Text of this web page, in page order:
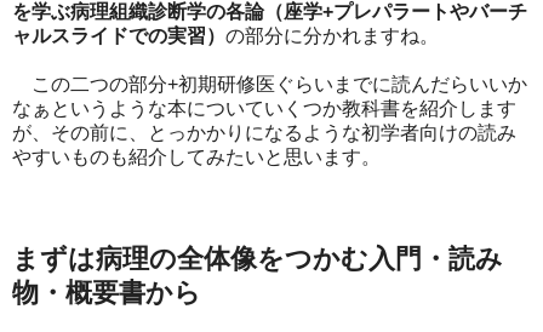
を学ぶ病理組織診断学の各論（座学+プレパラートやバーチ
ャルスライドでの実習） の部分に分かれますね。
この二つの部分+初期研修医ぐらいまでに読んだらいいか
なぁというような本についていくつか教科書を紹介します
が、その前に、とっかかりになるような初学者向けの読み
やすいものも紹介してみたいと思います。
まずは病理の全体像をつかむ入門・読み
物・概要書から